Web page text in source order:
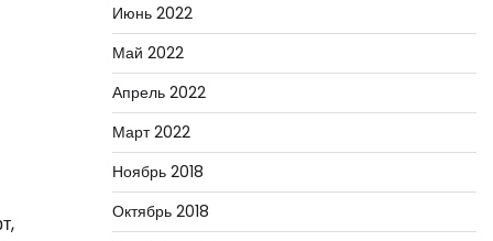
Июнь 2022
Май 2022
Апрель 2022
Март 2022
Ноябрь 2018
Октябрь 2018